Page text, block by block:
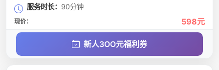
服务时长： 90分钟
现价： 598元
新人3OO元福利券